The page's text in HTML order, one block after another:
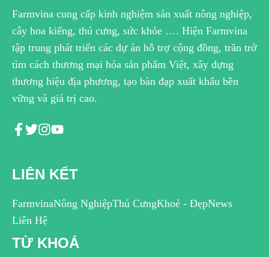
Farmvina cung cấp kinh nghiệm sản xuất nông nghiệp,
cây hoa kiểng, thú cưng, sức khỏe …. Hiện Farmvina
tập trung phát triển các dự án hỗ trợ cộng đồng, trăn trở
tìm cách thương mại hóa sản phẩm Việt, xây dựng
thương hiệu địa phương, tạo bàn đạp xuất khẩu bền
vững và giá trị cao.
LIÊN KẾT
FarmvinaNông NghiệpThú CưngKhoẻ - ĐẹpNews
Liên Hệ
TỪ KHOÁ